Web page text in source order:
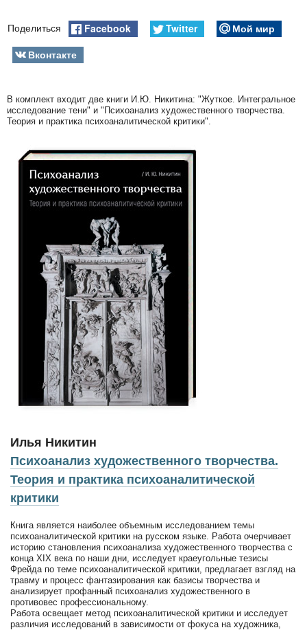
Поделиться Facebook Twitter
Мой мир
Вконтакте
В комплект входит две книги И.Ю. Никитина: "Жуткое. Интегральное
исследование тени" и "Психоанализ художественного творчества.
Теория и практика психоаналитической критики".
Илья Никитин
Психоанализ художественного творчества.
Теория и практика психоаналитической
критики
Книга является наиболее объемным исследованием темы
психоаналитической критики на русском языке. Работа очерчивает
историю становления психоанализа художественного творчества с
конца XIX века по наши дни, исследует краеугольные тезисы
Фрейда по теме психоаналитической критики, предлагает взгляд на
травму и процесс фантазирования как базисы творчества и
анализирует профанный психоанализ художественного в
противовес профессиональному.
Работа освещает метод психоаналитической критики и исследует
различия исследований в зависимости от фокуса на художника,